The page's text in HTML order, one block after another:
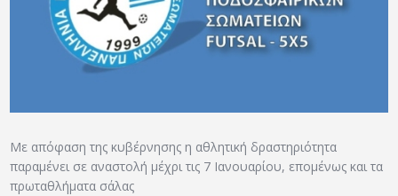
ΑΡΧΕΙΟ
ΕΠΙΚΟΙΝΩΝΙΑ
Με απόφαση της κυβέρνησης η αθλητική δραστηριότητα
παραμένει σε αναστολή μέχρι τις 7 Ιανουαρίου, επομένως και τα
πρωταθλήματα σάλας